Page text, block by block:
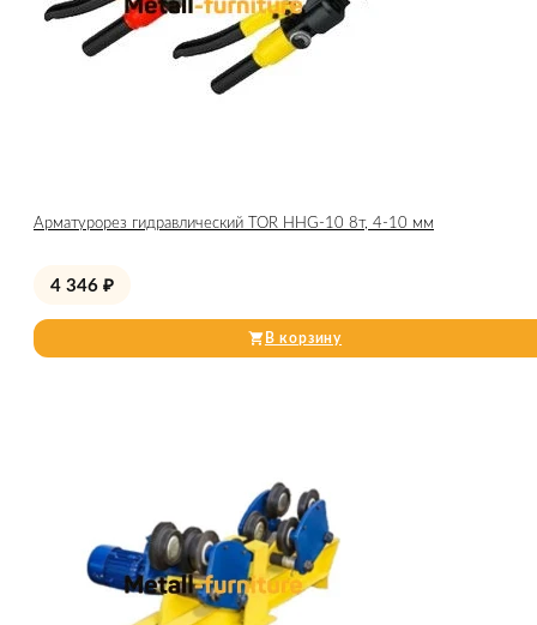
Арматурорез гидравлический TOR HHG-10 8т, 4-10 мм
4 346 ₽
В корзину